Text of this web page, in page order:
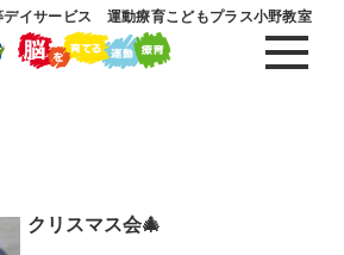
デイサービス 運動療育こどもプラス小野教室
クリスマス会🎄